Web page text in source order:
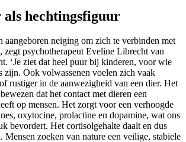
hechtingsfiguur
aangeboren neiging om zich te verbinden met
zegt psychotherapeut Eveline Librecht van
‘Je ziet dat heel puur bij kinderen, voor wie
zijn. Ook volwassenen voelen zich vaak
rustiger in de aanwezigheid van een dier. Het
dat het contact met dieren een
op mensen. Het zorgt voor een verhoogde
oxytocine, prolactine en dopamine, wat ons
bevordert. Het cortisolgehalte daalt en dus
Mensen zoeken van nature een veilige, stabiele